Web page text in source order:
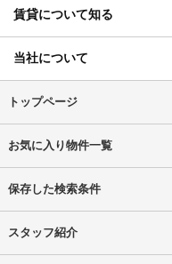
賃貸について知る
当社について
トップページ
お気に入り物件一覧
保存した検索条件
スタッフ紹介